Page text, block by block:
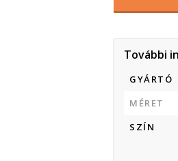
További
GYÁRTÓ
MÉRET
SZÍN